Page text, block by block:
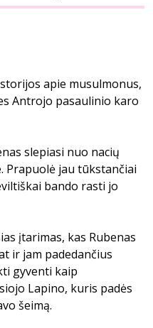
apie musulmonus,
Antrojo pasaulinio karo
slepiasi nuo nacių
Prapuolė jau tūkstančiai
bando rasti jo
įtarimas, kas Rubenas
ir jam padedančius
gyventi kaip
Lapino, kuris padės
šeimą.